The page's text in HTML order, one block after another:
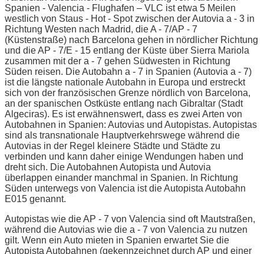
Spanien - Valencia - Flughafen – VLC ist etwa 5 Meilen
westlich von Staus - Hot - Spot zwischen der Autovia a - 3 in
Richtung Westen nach Madrid, die A - 7/AP - 7
(Küstenstraße) nach Barcelona gehen in nördlicher Richtung
und die AP - 7/E - 15 entlang der Küste über Sierra Mariola
zusammen mit der a - 7 gehen Südwesten in Richtung
Süden reisen. Die Autobahn a - 7 in Spanien (Autovia a - 7)
ist die längste nationale Autobahn in Europa und erstreckt
sich von der französischen Grenze nördlich von Barcelona,
an der spanischen Ostküste entlang nach Gibraltar (Stadt
Algeciras). Es ist erwähnenswert, dass es zwei Arten von
Autobahnen in Spanien: Autovias und Autopistas. Autopistas
sind als transnationale Hauptverkehrswege während die
Autovias in der Regel kleinere Städte und Städte zu
verbinden und kann daher einige Wendungen haben und
dreht sich. Die Autobahnen Autopista und Autovia
überlappen einander manchmal in Spanien. In Richtung
Süden unterwegs von Valencia ist die Autopista Autobahn
E015 genannt.
Autopistas wie die AP - 7 von Valencia sind oft Mautstraßen,
während die Autovias wie die a - 7 von Valencia zu nutzen
gilt. Wenn ein Auto mieten in Spanien erwartet Sie die
Autopista Autobahnen (gekennzeichnet durch AP und einer